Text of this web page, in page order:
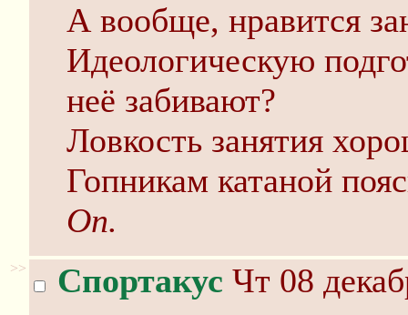
А вообще, нравится
Идеологическую
неё забивают?
Ловкость занятия
Гопникам катаной
Оп.
>> Спортакус Чт 08